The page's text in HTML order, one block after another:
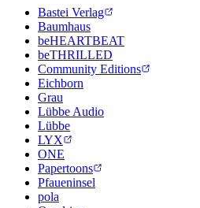
Bastei Verlag
Baumhaus
beHEARTBEAT
beTHRILLED
Community Editions
Eichborn
Grau
Lübbe Audio
Lübbe
LYX
ONE
Papertoons
Pfaueninsel
pola